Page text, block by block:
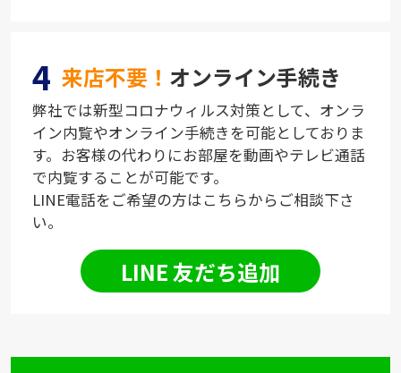
4 来店不要！ オンライン手続き
弊社では新型コロナウィルス対策として、オンラ
イン内覧やオンライン手続きを可能としておりま
す。お客様の代わりにお部屋を動画やテレビ通話
で内覧することが可能です。
LINE電話をご希望の方はこちらからご相談下さ
い。
LINE 友だち追加